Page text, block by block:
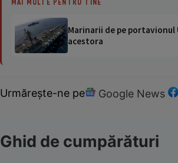
Marinarii de pe
acestora
Urmărește-ne pe Google News
Ghid de cumpărături